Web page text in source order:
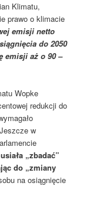
Klimatu,
prawo o klimacie
emisji netto
do 2050
emisji aż o 90 –
Wopke
redukcji do
w
„zbadać”
do „zmiany
na osiągnięcie